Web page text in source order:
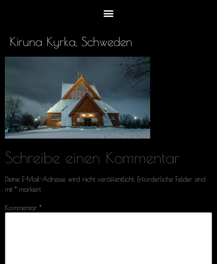
Kiruna Kyrka, Schweden
Schreibe einen Kommentar
Deine E-Mail-Adresse wird nicht veröffentlicht. Erforderliche Felder sind
mit * markiert
Kommentar *